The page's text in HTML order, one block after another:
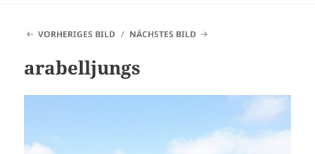
VORHERIGES BILD NÄCHSTES BILD
arabelljungs